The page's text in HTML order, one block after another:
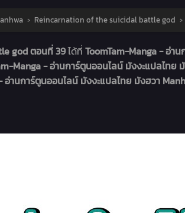
› Reincarnation of the suicidal battle god ›
god ตอนที่ 39ได้ที่ ToomTam-Manga - อ่า
Manga - อ่านการ์ตูนออนไลน์ มังงะแปลไทย
อ่านการ์ตูนออนไลน์ มังงะแปลไทย มังฮวา